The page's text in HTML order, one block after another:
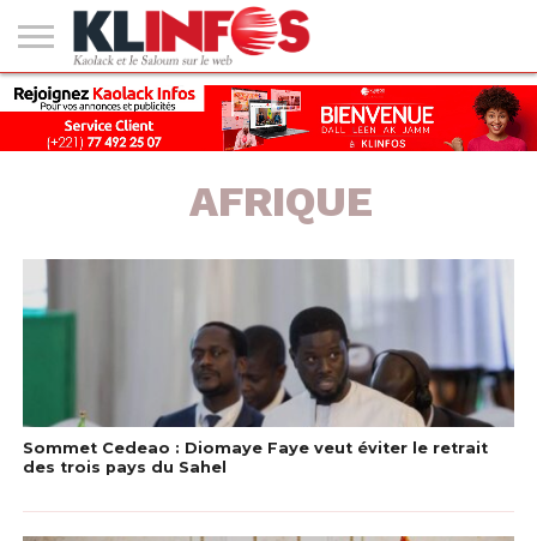
#2
(PAS
DE
TITRE)
KAOLACK
POLITIQUE
ECONOMIE
SOCIÉTÉ
CULTURE
PEOPLE
SPORT
SANTÉ
AFRIQUE
INTERNATIONAL
EMPLOI &
FORMATION
AFRIQUE
Sommet Cedeao : Diomaye Faye veut éviter le retrait
des trois pays du Sahel